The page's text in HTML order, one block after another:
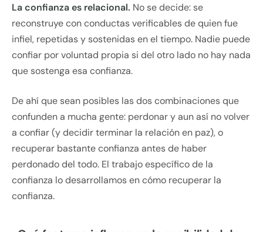
La confianza es relacional. No se decide: se
reconstruye con conductas verificables de quien fue
infiel, repetidas y sostenidas en el tiempo. Nadie puede
confiar por voluntad propia si del otro lado no hay nada
que sostenga esa confianza.
De ahí que sean posibles las dos combinaciones que
confunden a mucha gente: perdonar y aun así no volver
a confiar (y decidir terminar la relación en paz), o
recuperar bastante confianza antes de haber
perdonado del todo. El trabajo específico de la
confianza lo desarrollamos en cómo recuperar la
confianza.